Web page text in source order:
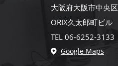
大阪府大阪市中央
ORIX久太郎町ビル
TEL 06-6252-
Google Maps